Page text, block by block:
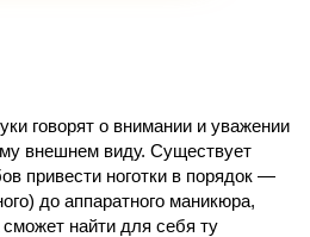
говорят о внимании и уважении
внешнем виду. Существует
привести ноготки в порядок —
до аппаратного маникюра,
найти для себя ту